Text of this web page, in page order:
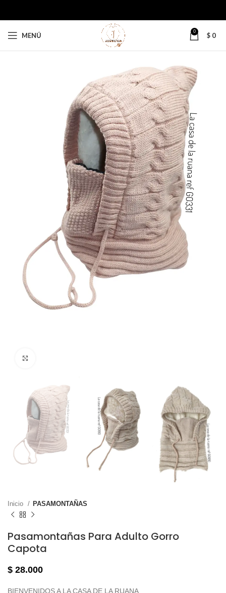
MENÚ 0 $ 0
Inicio PASAMONTAÑAS
Pasamontañas Para Adulto Gorro
Capota
$ 28.000
BIENVENIDOS A LA CASA DE LA RUANA